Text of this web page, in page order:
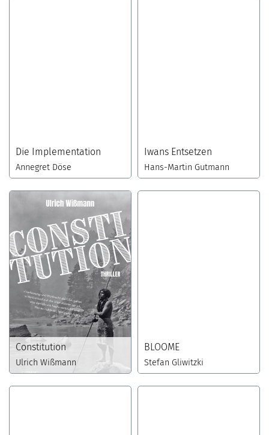
Die Implementation
Annegret Döse
Iwans Entsetzen
Hans-Martin Gutmann
Constitution
Ulrich Wißmann
BLOOME
Stefan Gliwitzki